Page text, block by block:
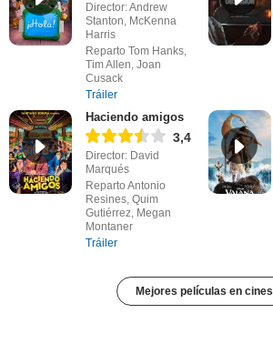
Director: Andrew
Stanton, McKenna
Harris
Reparto Tom Hanks,
Tim Allen, Joan
Cusack
Tráiler
Haciendo amigos
3,4
Director: David
Marqués
Reparto Antonio
Resines, Quim
Gutiérrez, Megan
Montaner
Tráiler
Mejores películas en cines